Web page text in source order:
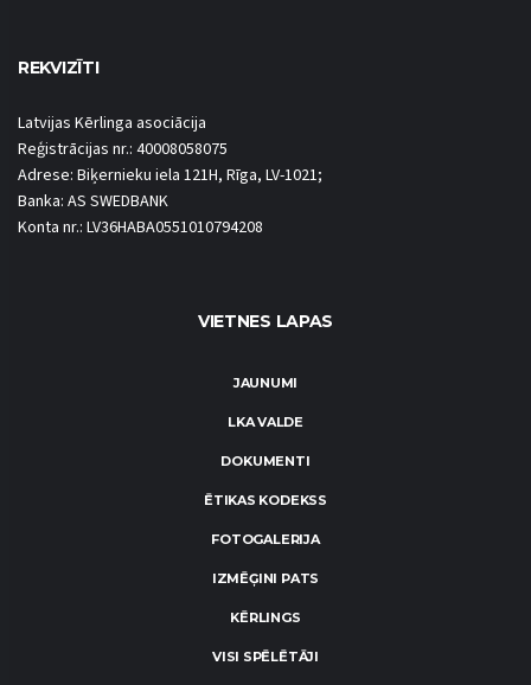
REKVIZĪTI
Latvijas Kērlinga asociācija
Reģistrācijas nr.: 40008058075
Adrese: Biķernieku iela 121H, Rīga, LV-1021;
Banka: AS SWEDBANK
Konta nr.: LV36HABA0551010794208
VIETNES LAPAS
JAUNUMI
LKA VALDE
DOKUMENTI
ĒTIKAS KODEKSS
FOTOGALERIJA
IZMĒĢINI PATS
KĒRLINGS
VISI SPĒLĒTĀJI